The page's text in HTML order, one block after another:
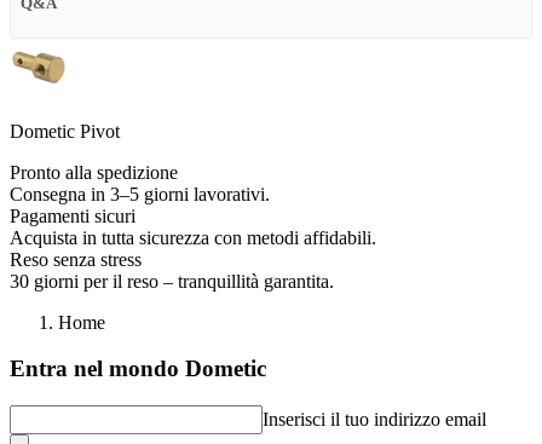
Q&A
Dometic Pivot
Pronto alla spedizione
Consegna in 3–5 giorni lavorativi.
Pagamenti sicuri
Acquista in tutta sicurezza con metodi affidabili.
Reso senza stress
30 giorni per il reso – tranquillità garantita.
Home
Entra nel mondo Dometic
Inserisci il tuo indirizzo email